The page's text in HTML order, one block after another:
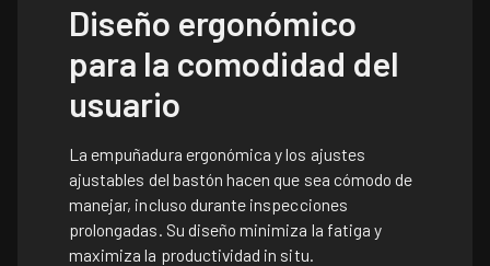
Diseño ergonómico
para la comodidad del
usuario
La empuñadura ergonómica y los ajustes
ajustables del bastón hacen que sea cómodo de
manejar, incluso durante inspecciones
prolongadas. Su diseño minimiza la fatiga y
maximiza la productividad in situ.